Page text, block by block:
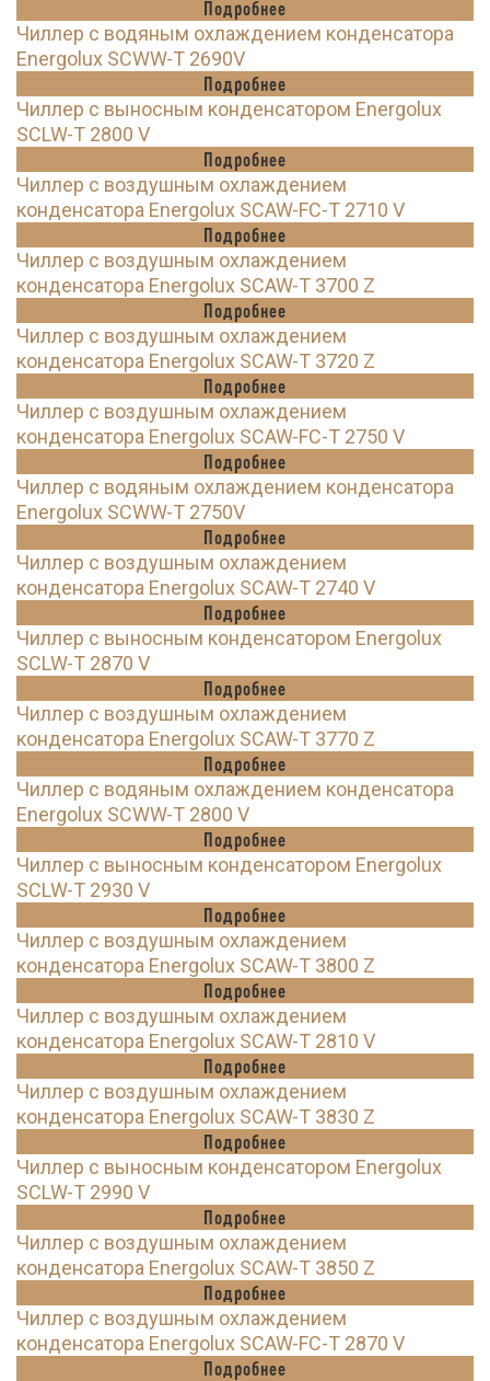
Подробнее
Чиллер с водяным охлаждением конденсатора
Energolux SCWW-T 2690V
Подробнее
Чиллер с выносным конденсатором Energolux
SCLW-T 2800 V
Подробнее
Чиллер с воздушным охлаждением
конденсатора Energolux SCAW-FC-T 2710 V
Подробнее
Чиллер с воздушным охлаждением
конденсатора Energolux SCAW-T 3700 Z
Подробнее
Чиллер с воздушным охлаждением
конденсатора Energolux SCAW-T 3720 Z
Подробнее
Чиллер с воздушным охлаждением
конденсатора Energolux SCAW-FC-T 2750 V
Подробнее
Чиллер с водяным охлаждением конденсатора
Energolux SCWW-T 2750V
Подробнее
Чиллер с воздушным охлаждением
конденсатора Energolux SCAW-T 2740 V
Подробнее
Чиллер с выносным конденсатором Energolux
SCLW-T 2870 V
Подробнее
Чиллер с воздушным охлаждением
конденсатора Energolux SCAW-T 3770 Z
Подробнее
Чиллер с водяным охлаждением конденсатора
Energolux SCWW-T 2800 V
Подробнее
Чиллер с выносным конденсатором Energolux
SCLW-T 2930 V
Подробнее
Чиллер с воздушным охлаждением
конденсатора Energolux SCAW-T 3800 Z
Подробнее
Чиллер с воздушным охлаждением
конденсатора Energolux SCAW-T 2810 V
Подробнее
Чиллер с воздушным охлаждением
конденсатора Energolux SCAW-T 3830 Z
Подробнее
Чиллер с выносным конденсатором Energolux
SCLW-T 2990 V
Подробнее
Чиллер с воздушным охлаждением
конденсатора Energolux SCAW-T 3850 Z
Подробнее
Чиллер с воздушным охлаждением
конденсатора Energolux SCAW-FC-T 2870 V
Подробнее